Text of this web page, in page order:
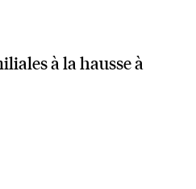
à la hausse à